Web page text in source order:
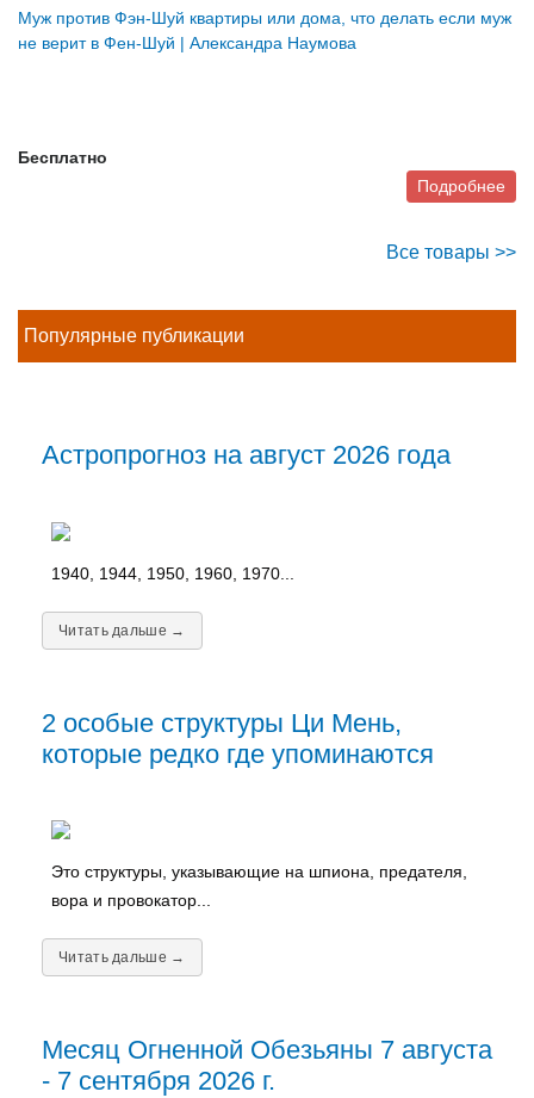
Муж против Фэн-Шуй квартиры или дома, что делать если муж
не верит в Фен-Шуй | Александра Наумова
Бесплатно
Подробнее
Все товары >>
Популярные публикации
Астропрогноз на август 2026 года
1940, 1944, 1950, 1960, 1970...
Читать дальше →
2 особые структуры Ци Мень,
которые редко где упоминаются
Это структуры, указывающие на шпиона, предателя,
вора и провокатор...
Читать дальше →
Месяц Огненной Обезьяны 7 августа
- 7 сентября 2026 г.